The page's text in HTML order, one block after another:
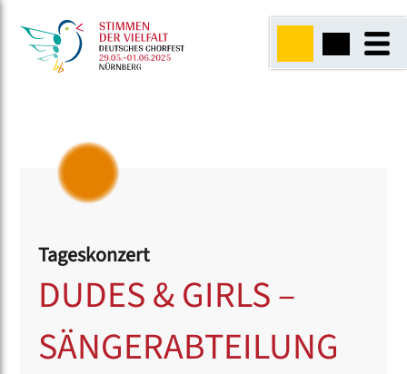
Tageskonzert
DUDES & GIRLS –
SÄNGERABTEILUNG